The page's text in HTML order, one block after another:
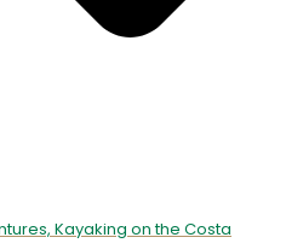
Kayaking on the Costa